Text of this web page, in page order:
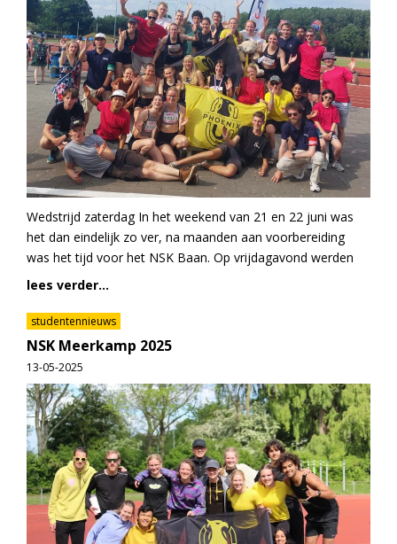
Wedstrijd zaterdag In het weekend van 21 en 22 juni was
het dan eindelijk zo ver, na maanden aan voorbereiding
was het tijd voor het NSK Baan. Op vrijdagavond werden
lees verder...
studentennieuws
NSK Meerkamp 2025
13-05-2025